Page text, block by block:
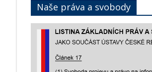
Naše práva a svobody